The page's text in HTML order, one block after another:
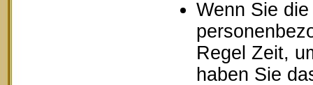
Wenn Sie
Regel Zeit,
haben Sie